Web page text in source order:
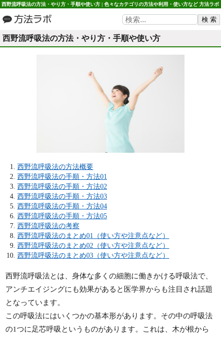
西野流呼吸法の方法・やり方・手順や使い方 | 色々なカテゴリの方法や利用・使い方など 方法ラボ
西野流呼吸法の方法・やり方・手順や使い方
西野流呼吸法の方法概要
西野流呼吸法の手順・方法01
西野流呼吸法の手順・方法02
西野流呼吸法の手順・方法03
西野流呼吸法の手順・方法04
西野流呼吸法の手順・方法05
西野流呼吸法の考察
西野流呼吸法のまとめ01（使い方や注意点など）
西野流呼吸法のまとめ02（使い方や注意点など）
西野流呼吸法のまとめ03（使い方や注意点など）
西野流呼吸法とは、身体な多くの細胞に働きかける呼吸法で、
アンチエイジングにも効果があると医学界からも注目され話題
となっています。
この呼吸法にはいくつかの基本形があります。その中の呼吸法
の1つに足芯呼吸というものがあります。これは、木が根から